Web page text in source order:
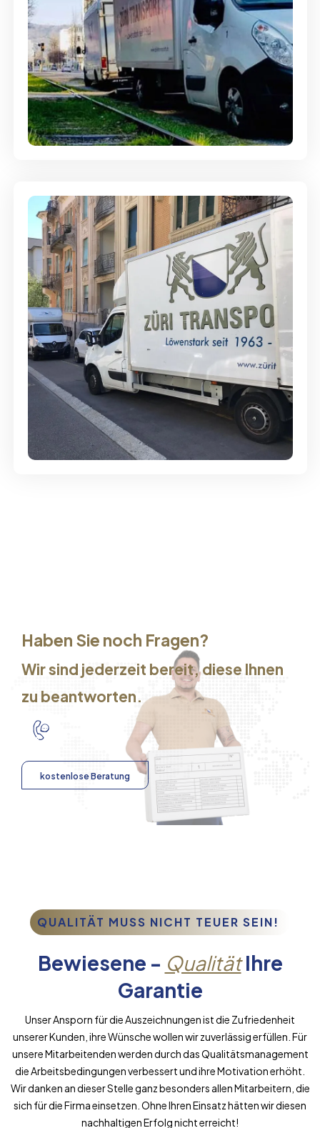
Ein- und Auspackservice
Günstige Umzüge - Hervorragender
Service
Haben Sie noch Fragen?
Wir sind jederzeit bereit, diese Ihnen
zu beantworten.
kostenlose Beratung
QUALITÄT MUSS NICHT TEUER SEIN!
Bewiesene - QualitätIhre
Garantie
Unser Ansporn für die Auszeichnungen ist die Zufriedenheit
unserer Kunden, ihre Wünsche wollen wir zuverlässig erfüllen. Für
unsere Mitarbeitenden werden durch das Qualitätsmanagement
die Arbeitsbedingungen verbessert und ihre Motivation erhöht.
Wir danken an dieser Stelle ganz besonders allen Mitarbeitern, die
sich für die Firma einsetzen. Ohne Ihren Einsatz hätten wir diesen
nachhaltigen Erfolg nicht erreicht!